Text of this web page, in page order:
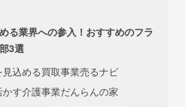
る業界への参入！おすすめのフラ
3選
込める買取事業売るナビ
かす介護事業だんらんの家